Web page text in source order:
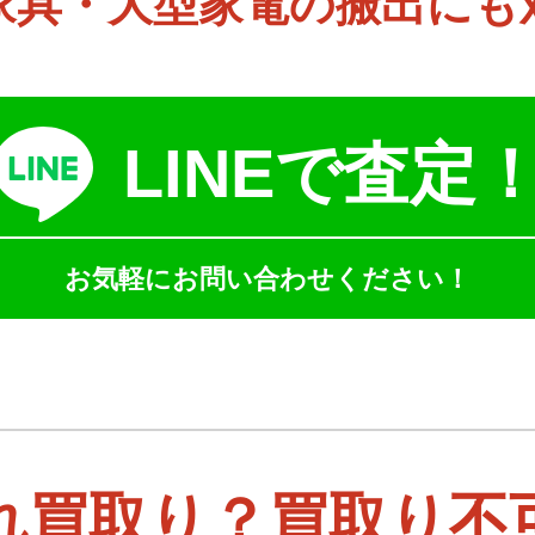
LINEで査定！
お気軽にお問い合わせください！
買取り？買取り不